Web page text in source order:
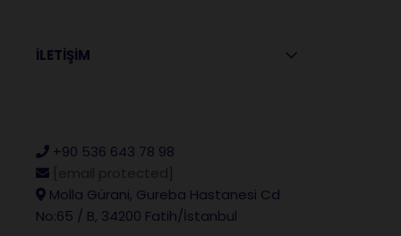
İLETİŞİM
+90 536 643 78 98
Molla Gürani, Gureba Hastanesi Cd
No:65 / B, 34200 Fatih/İstanbul